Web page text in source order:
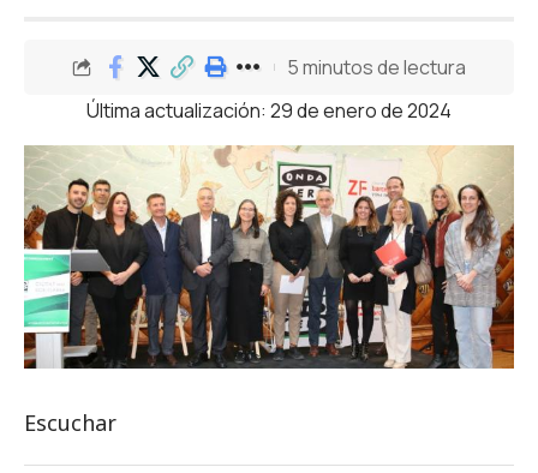
Última actualización: 29 de enero de 2024
5 minutos de lectura
Escuchar